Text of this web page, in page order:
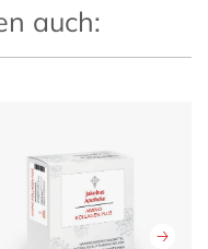
auch: